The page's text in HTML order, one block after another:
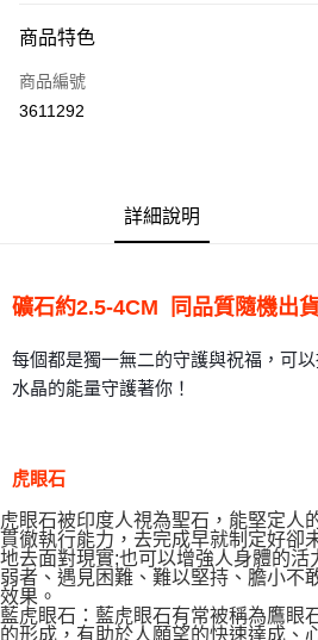
信用卡一次付款
超商取貨付款
ATM付款
運送方式
7-11取貨付款
每筆NT$80，滿NT$3,000(含以上)免運
賣家宅配幫您送（台灣）
每筆NT$80，滿NT$3,000(含以上)免運費
商品特色
商品編號
3611292
詳細說明
礦石約2.5-4CM 同品質隨機出
每個都是獨一無二的守護與祝福，可
水晶的能量守護著你！
虎眼石
虎眼石被印度人視為聖石，能堅定人
貫徹執行能力，去完成早就制定好卻
地去面對現實;也可以增強人身體的活
弱者、遇見困難、難以堅持、膽小不
效果。
藍虎眼石：藍虎眼石有常被稱為鷹眼
的形成，有助於人願望的快速達成、